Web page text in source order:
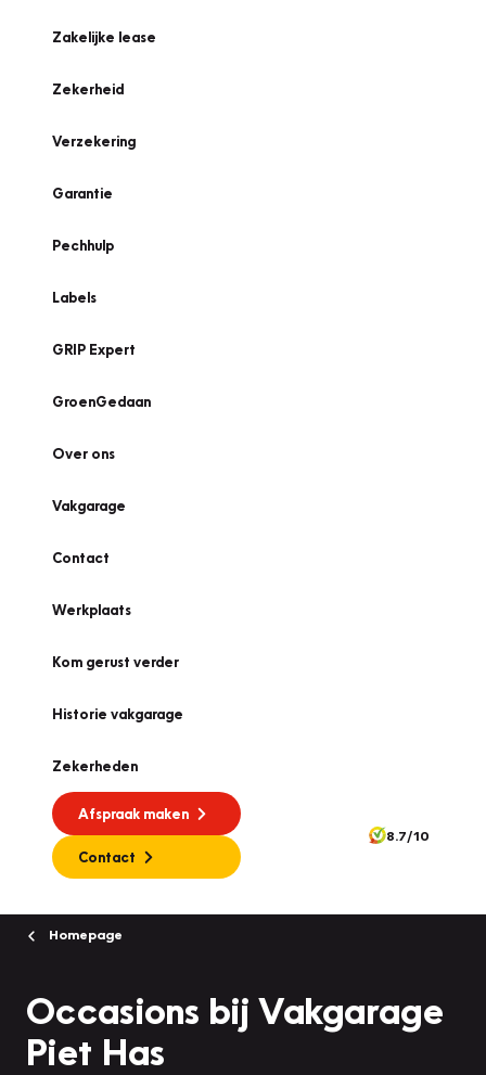
Zakelijke lease
Zekerheid
Verzekering
Garantie
Pechhulp
Labels
GRIP Expert
GroenGedaan
Over ons
Vakgarage
Contact
Werkplaats
Kom gerust verder
Historie vakgarage
Zekerheden
Afspraak maken
Contact
8.7/10
Homepage
Occasions bij Vakgarage
Piet Has